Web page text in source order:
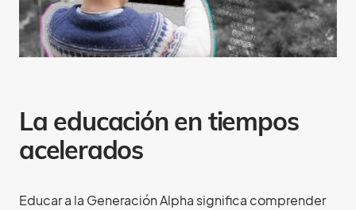
La educación en tiempos
acelerados
Educar a la Generación Alpha significa comprender